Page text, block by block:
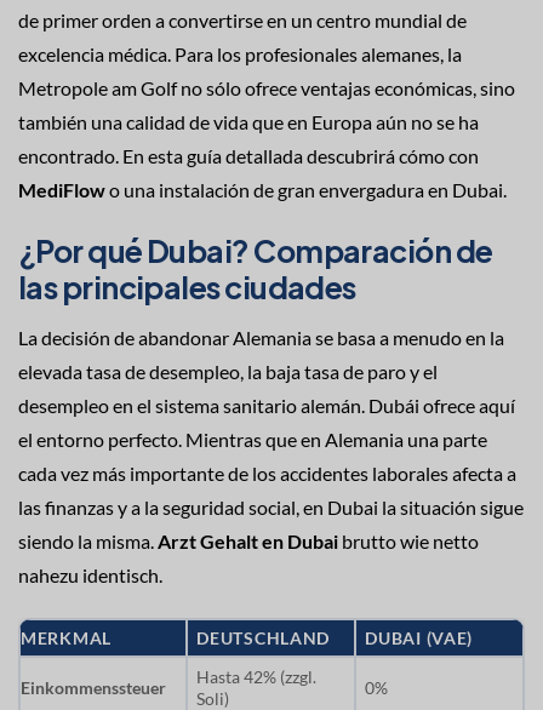
de primer orden a convertirse en un centro mundial de
excelencia médica. Para los profesionales alemanes, la
Metropole am Golf no sólo ofrece ventajas económicas, sino
también una calidad de vida que en Europa aún no se ha
encontrado. En esta guía detallada descubrirá cómo con
MediFlowo una instalación de gran envergadura en Dubai.
¿Por qué Dubai? Comparación de
las principales ciudades
La decisión de abandonar Alemania se basa a menudo en la
elevada tasa de desempleo, la baja tasa de paro y el
desempleo en el sistema sanitario alemán. Dubái ofrece aquí
el entorno perfecto. Mientras que en Alemania una parte
cada vez más importante de los accidentes laborales afecta a
las finanzas y a la seguridad social, en Dubai la situación sigue
siendo la misma. Arzt Gehalt en Dubai brutto wie netto
nahezu identisch.
MERKMAL DEUTSCHLAND DUBAI (VAE)
Einkommenssteuer
Hasta 42% (zzgl.
Soli)
0%